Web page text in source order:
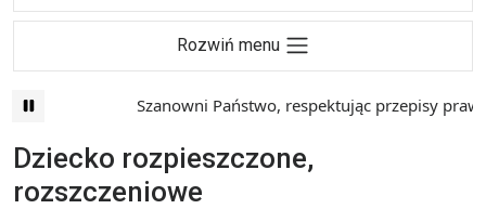
Rozwiń menu
Szanowni Państwo, respektując przepisy
Dziecko rozpieszczone,
rozszczeniowe